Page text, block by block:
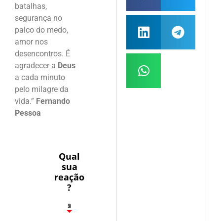
batalhas,
segurança no
palco do medo,
amor nos
desencontros. É
agradecer a Deus
a cada minuto
pelo milagre da
vida.” Fernando
Pessoa
Qual
sua
reação
?
3
1
2
9